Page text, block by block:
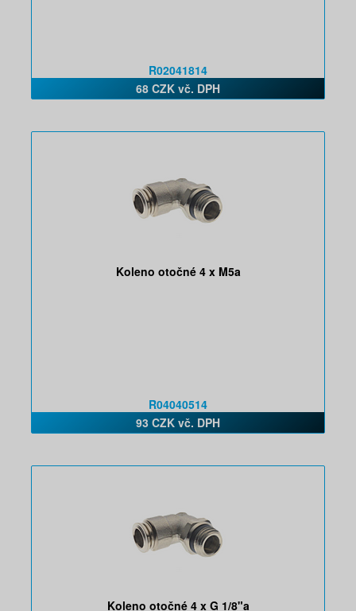
R02041814
68 CZK vč. DPH
Koleno otočné 4 x M5a
R04040514
93 CZK vč. DPH
Koleno otočné 4 x G 1/8"a